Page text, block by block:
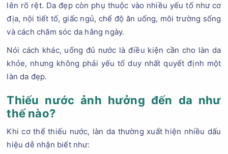
lên rõ rệt. Da đẹp còn phụ thuộc vào nhiều yếu tố như cơ
địa, nội tiết tố, giấc ngủ, chế độ ăn uống, môi trường sống
và cách chăm sóc da hằng ngày.
Nói cách khác, uống đủ nước là điều kiện cần cho làn da
khỏe, nhưng không phải yếu tố duy nhất quyết định một
làn da đẹp.
Thiếu nước ảnh hưởng đến da như
thế nào?
Khi cơ thể thiếu nước, làn da thường xuất hiện nhiều dấu
hiệu dễ nhận biết như: